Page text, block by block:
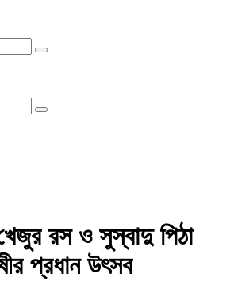
রস ও সুস্বাদু পিঠা
প্রধান উৎসব